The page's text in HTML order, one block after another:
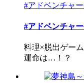
#アドベンチャ
#アドベンチャ
料理×脱出ゲー
運命は…！？